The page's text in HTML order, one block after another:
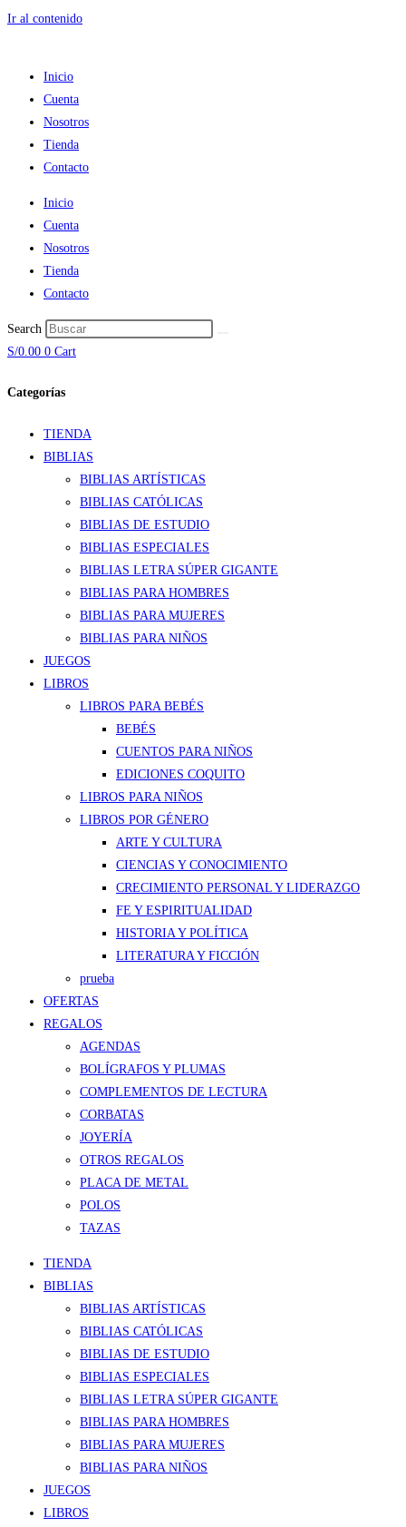
Ir al contenido
Inicio
Cuenta
Nosotros
Tienda
Contacto
Inicio
Cuenta
Nosotros
Tienda
Contacto
Search
S/0.00 0 Cart
Categorías
TIENDA
BIBLIAS
BIBLIAS ARTÍSTICAS
BIBLIAS CATÓLICAS
BIBLIAS DE ESTUDIO
BIBLIAS ESPECIALES
BIBLIAS LETRA SÚPER GIGANTE
BIBLIAS PARA HOMBRES
BIBLIAS PARA MUJERES
BIBLIAS PARA NIÑOS
JUEGOS
LIBROS
LIBROS PARA BEBÉS
BEBÉS
CUENTOS PARA NIÑOS
EDICIONES COQUITO
LIBROS PARA NIÑOS
LIBROS POR GÉNERO
ARTE Y CULTURA
CIENCIAS Y CONOCIMIENTO
CRECIMIENTO PERSONAL Y LIDERAZGO
FE Y ESPIRITUALIDAD
HISTORIA Y POLÍTICA
LITERATURA Y FICCIÓN
prueba
OFERTAS
REGALOS
AGENDAS
BOLÍGRAFOS Y PLUMAS
COMPLEMENTOS DE LECTURA
CORBATAS
JOYERÍA
OTROS REGALOS
PLACA DE METAL
POLOS
TAZAS
TIENDA
BIBLIAS
BIBLIAS ARTÍSTICAS
BIBLIAS CATÓLICAS
BIBLIAS DE ESTUDIO
BIBLIAS ESPECIALES
BIBLIAS LETRA SÚPER GIGANTE
BIBLIAS PARA HOMBRES
BIBLIAS PARA MUJERES
BIBLIAS PARA NIÑOS
JUEGOS
LIBROS